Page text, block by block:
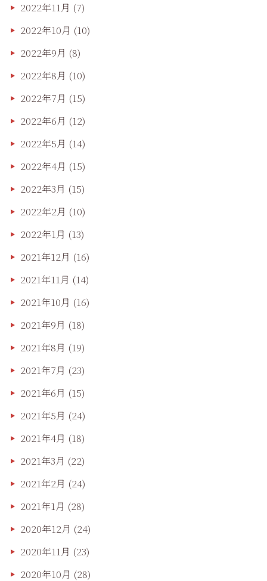
2022年11月 (7)
2022年10月 (10)
2022年9月 (8)
2022年8月 (10)
2022年7月 (15)
2022年6月 (12)
2022年5月 (14)
2022年4月 (15)
2022年3月 (15)
2022年2月 (10)
2022年1月 (13)
2021年12月 (16)
2021年11月 (14)
2021年10月 (16)
2021年9月 (18)
2021年8月 (19)
2021年7月 (23)
2021年6月 (15)
2021年5月 (24)
2021年4月 (18)
2021年3月 (22)
2021年2月 (24)
2021年1月 (28)
2020年12月 (24)
2020年11月 (23)
2020年10月 (28)